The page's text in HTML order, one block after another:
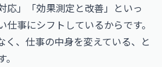
応」「効果測定と改善」といっ
仕事にシフトしているからです。
く、仕事の中身を変えている、と